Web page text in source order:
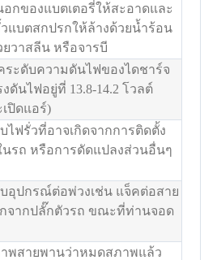
กของแบตเตอรี่ให้สะอาดและ
แบตสกปรกให้ล้างด้วยน้ำร้อน
วาสลีน หรือจารบี
ระดับความดันไฟของไดชาร์จ
ดันไฟอยู่ที่ 13.8-14.2 โวลต์
ปิดแอร์)
ไฟรั่วที่อาจเกิดจากการติดตั้ง
นรถ หรือการดัดแปลงส่วนอื่นๆ
อุปกรณ์ต่อพ่วงเช่น แจ็คต่อสาย
จากปลั๊กตัวรถ ขณะที่ท่านจอด
พสายพานว่าหมดสภาพแล้ว